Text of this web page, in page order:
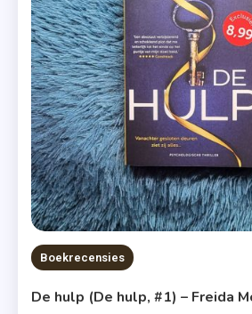
Boekrecensies
De hulp (De hulp, #1) – Freida